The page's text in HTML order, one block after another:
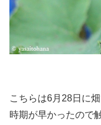
こちらは6月28日に
時期が早かったので